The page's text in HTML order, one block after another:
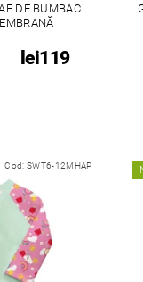
DE BUMBAC
lei119
Cod: SWT6-12MHAP